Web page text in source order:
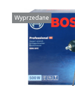
Wyprzedane